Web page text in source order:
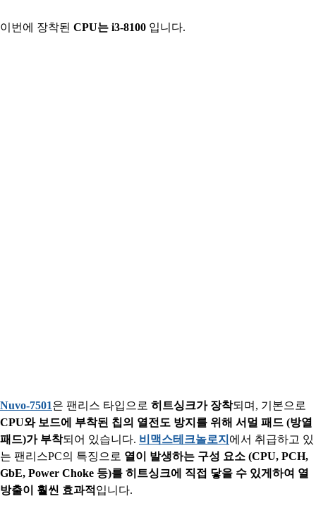
이번에 장착된 CPU는 i3-8100 입니다.
Nuvo-7501은 팬리스 타입으로 히트싱크가 장착되며, 기본으로
CPU와 보드에 부착된 칩의 열전도 방지를 위해 서멀 패드 (방열
패드)가 부착되어 있습니다. 비맥스테크놀로지 에서 취급하고 있
는 팬리스PC의 특징으로 열이 발생하는 구성 요소 (CPU, PCH,
GbE, Power Choke 등)를 히트싱크에 직접 닿을 수 있게하여 열
방출이 훨씬 효과적 입니다.